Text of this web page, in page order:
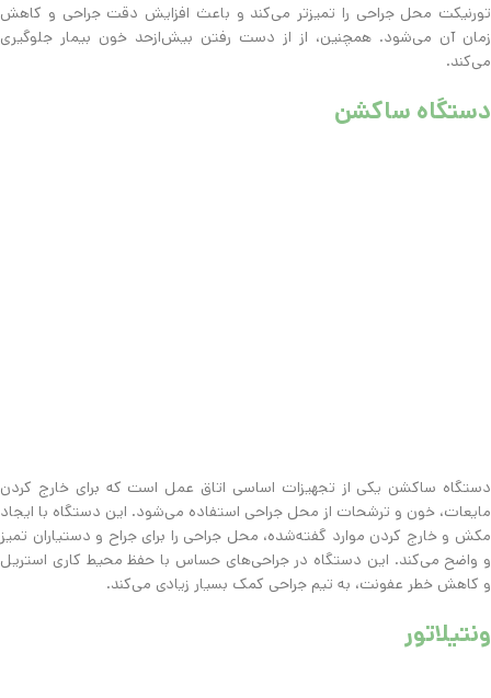
تورنیکت محل جراحی را تمیزتر می‌کند و باعث افزایش دقت جراحی و کاهش
زمان آن می‌شود. همچنین، از از دست رفتن بیش‌از‌حد خون بیمار جلوگیری
می‌کند.
دستگاه ساکشن
دستگاه ساکشن یکی از تجهیزات اساسی اتاق عمل است که برای خارج کردن
مایعات، خون و ترشحات از محل جراحی استفاده می‌شود. این دستگاه با ایجاد
مکش و خارج کردن موارد گفته‌شده، محل جراحی را برای جراح و دستیاران تمیز
و واضح می‌کند. این دستگاه در جراحی‌های حساس با حفظ محیط کاری استریل
و کاهش خطر عفونت، به تیم جراحی کمک بسیار زیادی می‌کند.
ونتیلاتور